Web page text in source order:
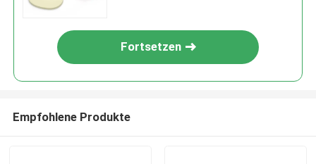
Fortsetzen
Empfohlene Produkte